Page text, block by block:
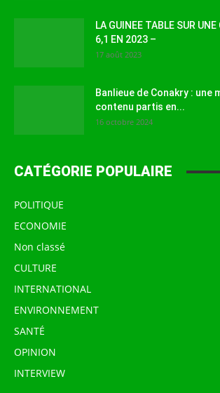
LA GUINEE TABLE SUR
6,1 EN 2023 –
17 août 2023
Banlieue de Conakry : une
contenu partis en...
16 octobre 2024
CATÉGORIE POPULAIRE
POLITIQUE
ECONOMIE
Non classé
CULTURE
INTERNATIONAL
ENVIRONNEMENT
SANTÉ
OPINION
INTERVIEW